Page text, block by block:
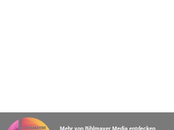
Mehr von Bihlmayer Media entdecken